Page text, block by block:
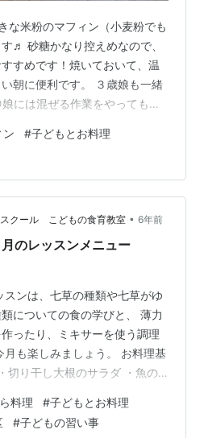
な米粉のマフィン（小麦粉でも
♬ 砂糖かなり控えめなので、
すめです！焼いておいて、温
朝に便利です。 ３歳娘も一緒
には混ぜる作業をやってもら
米粉のバナナレーズンマフィ
プ４～５個分） ☆粉類☆ ☆米
） １００g ☆砂糖 大さじ１
じ２～３） ☆ベーキングパウ
とつまみ（入れなくても大丈
ン #子どもとお料理
クール こどもの食育教室 • 6年前
のレッスンメニュー
ンは、七草の種類や七草がゆ
についての食の学びと、 薄力
ったり、ミキサーを使う調理
月も楽しみましょう。 お料理基
切り干し大根のサラダ ・魚の
意味について おやつメニュー
レートブラウニー ●食育学習
料理 #子どもとお料理
#子どもの習い事